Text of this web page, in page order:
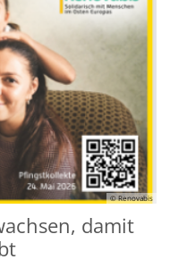
© Renovabis
damit